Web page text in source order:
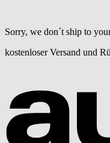
Sorry, we don´t ship to
kostenloser Versand und